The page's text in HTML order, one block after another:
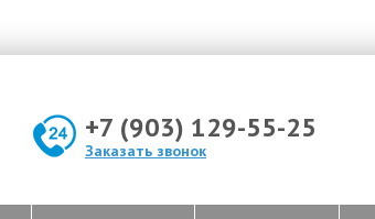
+7 (903) 129-55-25
Заказать звонок